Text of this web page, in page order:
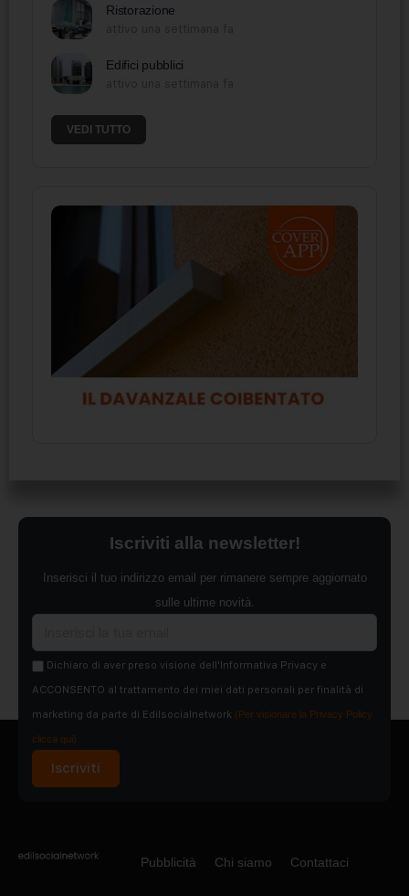
Ristorazione
Edifici pubblici
VEDI TUTTO
Iscriviti alla newsletter!
Inserisci il tuo indirizzo email per rimanere sempre aggiornato
sulle ultime novità.
Dichiaro di aver preso visione dell'Informativa Privacy e
ACCONSENTO al trattamento dei miei dati personali per finalità di
marketing da parte di Edilsocialnetwork (Per visionare la Privacy Policy
clicca qui).
Iscriviti
Pubblicità Chi siamo Contattaci